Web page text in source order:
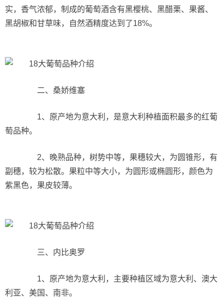
实，香气浓郁，制成的葡萄酒含有黑樱桃、黑醋栗、果酱、
黑胡椒和甘草味，自然酒精度达到了18%。
二、桑娇维塞
1、原产地为意大利，是意大利种植面积最多的红葡
萄品种。
2、晚熟品种，树势中等，果穗较大，为圆锥形，有
副穗，较为松散。果粒中等大小，为圆形或椭圆形，颜色为
紫黑色，果皮较薄。
三、内比奥罗
1、原产地为意大利，主要种植区域为意大利、澳大
利亚、美国、南非。